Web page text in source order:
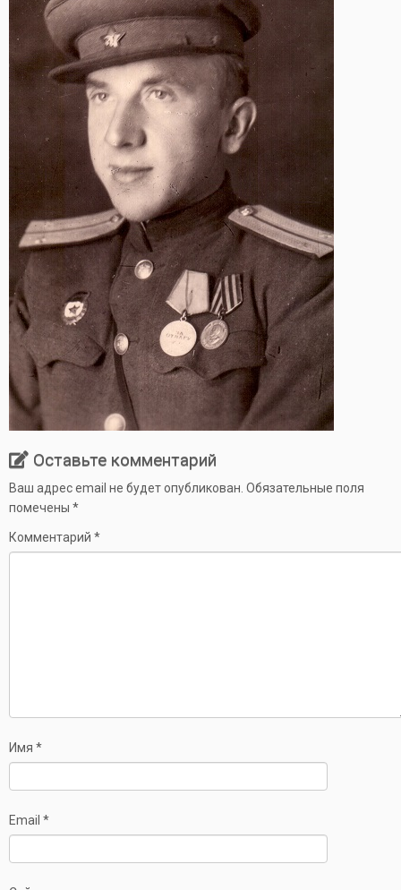
Оставьте комментарий
Ваш адрес email не будет опубликован. Обязательные поля
помечены *
Комментарий *
Имя *
Email *